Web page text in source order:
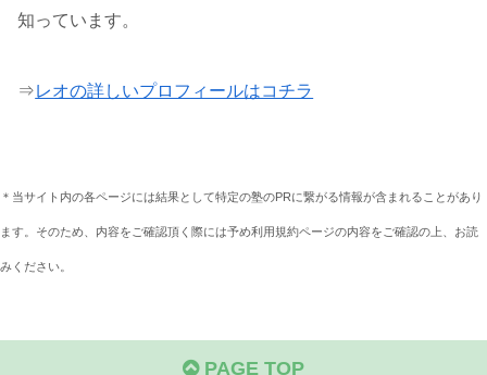
知っています。
⇒レオの詳しいプロフィールはコチラ
＊当サイト内の各ページには結果として特定の塾のPRに繋がる情報が含まれることがあり
ます。そのため、内容をご確認頂く際には予め利用規約ページの内容をご確認の上、お読
みください。
PAGE TOP